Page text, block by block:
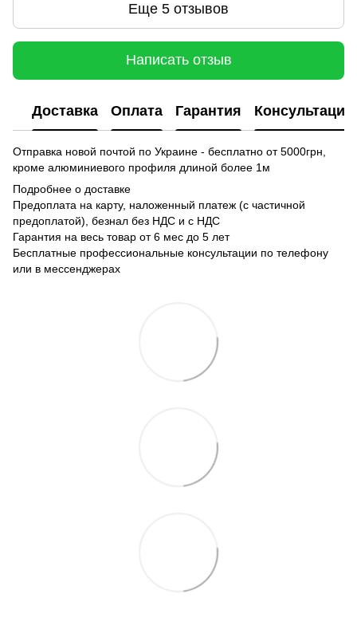
Еще 5 отзывов
Написать отзыв
Доставка Оплата Гарантия Консультация
Отправка новой почтой по Украине - бесплатно от 5000грн,
кроме алюминиевого профиля длиной более 1м
Подробнее о доставке
Предоплата на карту, наложенный платеж (с частичной
предоплатой), безнал без НДС и с НДС
Гарантия на весь товар от 6 мес до 5 лет
Бесплатные профессиональные консультации по телефону
или в мессенджерах